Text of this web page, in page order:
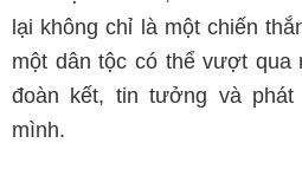
lại không chỉ là một chiến
một dân tộc có thể vượt qua
đoàn kết, tin tưởng và
mình.